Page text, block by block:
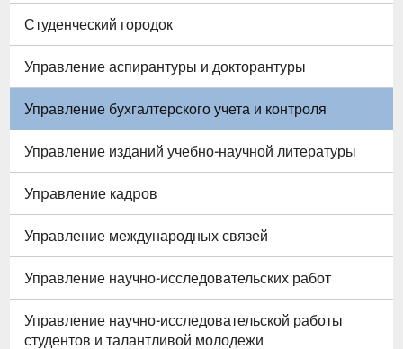
Студенческий городок
Управление аспирантуры и докторантуры
Управление бухгалтерского учета и контроля
Управление изданий учебно-научной литературы
Упpавление кадpов
Управление международных связей
Управление научно-исследовательских работ
Управление научно-исследовательской работы
студентов и талантливой молодежи